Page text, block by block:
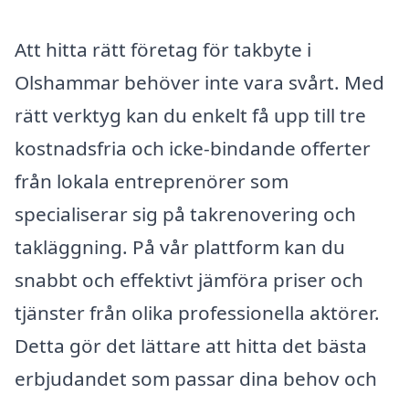
Att hitta rätt företag för takbyte i
Olshammar behöver inte vara svårt. Med
rätt verktyg kan du enkelt få upp till tre
kostnadsfria och icke-bindande offerter
från lokala entreprenörer som
specialiserar sig på takrenovering och
takläggning. På vår plattform kan du
snabbt och effektivt jämföra priser och
tjänster från olika professionella aktörer.
Detta gör det lättare att hitta det bästa
erbjudandet som passar dina behov och